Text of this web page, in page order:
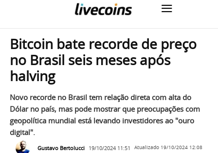
Bitcoin bate recorde de preço
no Brasil seis meses após
halving
Novo recorde no Brasil tem relação direta com alta do
Dólar no país, mas pode mostrar que preocupações com
geopolítica mundial está levando investidores ao "ouro
digital".
Gustavo Bertolucci 19/10/2024 11:51 Atualizado 19/10/2024 12:08